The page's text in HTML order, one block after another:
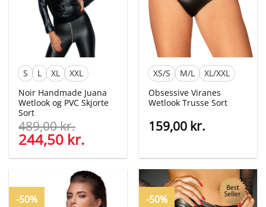
S L XL
XXL
Noir Handmade Juana
Wetlook og PVC Skjorte
Sort
489,00kr.
Den
oprindelige
pris
489,00 kr..
244,50 kr.
aktuelle
pris
er:
244,50 kr..
XS/S M/L
XL/XXL
Obsessive Viranes
Wetlook Trusse Sort
159,00 kr.
-50% -50%